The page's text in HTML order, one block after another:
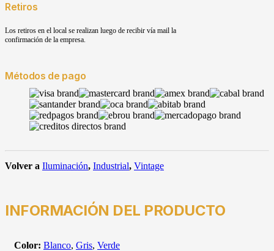
Retiros
Los retiros en el local se realizan luego de recibir vía mail la
confirmación de la empresa.
Métodos de pago
Volver a Iluminación, Industrial, Vintage
INFORMACIÓN DEL PRODUCTO
Color: Blanco, Gris, Verde